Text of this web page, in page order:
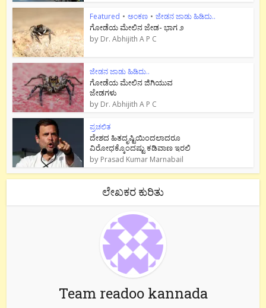
Featured • ಅಂಕಣ • ಜೇಡನ ಜಾಡು ಹಿಡಿದು..
ಗೋಡೆಯ ಮೇಲಿನ ಜೇಡ- ಭಾಗ ೨
by Dr. Abhijith A P C
ಜೇಡನ ಜಾಡು ಹಿಡಿದು..
ಗೋಡೆಯ ಮೇಲಿನ ಜಿಗಿಯುವ
ಜೇಡಗಳು
by Dr. Abhijith A P C
ಪ್ರಚಲಿತ
ದೇಶದ ಹಿತದೃಷ್ಟಿಯಿಂದಲಾದರೂ
ವಿರೋಧಕ್ಕೊಂದಷ್ಟು ಕಡಿವಾಣ ಇರಲಿ
by Prasad Kumar Marnabail
ಲೇಖಕರ ಕುರಿತು
Team readoo kannada